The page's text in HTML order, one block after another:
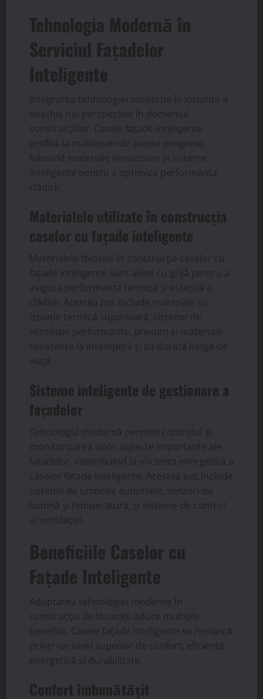
Tehnologia Modernă în
Serviciul Fațadelor
Inteligente
Integrarea tehnologiei moderne în locuințe a
deschis noi perspective în domeniul
construcțiilor. Casele fațade inteligente
profită la maximum de aceste progrese,
folosind materiale inovatoare și sisteme
inteligente pentru a optimiza performanța
clădirii.
Materialele utilizate în construcția
caselor cu fațade inteligente
Materialele folosite în construcția caselor cu
fațade inteligente sunt alese cu grijă pentru a
asigura performanța termică și estetică a
clădirii. Acestea pot include materiale cu
izolație termică superioară, sisteme de
ventilație performante, precum și materiale
rezistente la intemperii și cu durată lungă de
viață.
Sisteme inteligente de gestionare a
fațadelor
Tehnologia modernă permite controlul și
monitorizarea unor aspecte importante ale
fațadelor, contribuind la eficiența energetică a
caselor fațade inteligente. Acestea pot include
sisteme de umbrire automate, senzori de
lumină și temperatură, și sisteme de control
al ventilației.
Beneficiile Caselor cu
Fațade Inteligente
Adoptarea tehnologiei moderne în
construcția de locuințe aduce multiple
beneficii. Casele fațade inteligente se remarcă
printr-un nivel superior de confort, eficiență
energetică și durabilitate.
Confort îmbunătățit